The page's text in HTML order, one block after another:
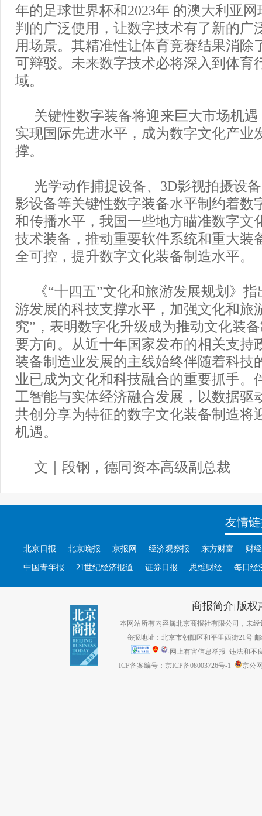
年的足球世界杯和2023年 的澳大利亚
判的广泛使用，让数字技术有了新的广
用场景。其精准性让体育竞赛结果消除
可辩驳。未来数字技术必将深入到体育
域。
关键性数字装备将迎来巨大市场机
实现国际先进水平，成为数字文化产业
撑。
光学动作捕捉设备、3D影视拍摄设
影设备等关键性数字装备水平制约着数
和传播水平，我国一些地方瞄准数字文
技术装备，推动重要软件系统和重大装
全可控，提升数字文化装备制造水平。
《“十四五”文化和旅游发展规划》
游发展的科技支撑水平，加强文化和旅
究”，表明数字化升级成为推动文化装
要方向。从近十年国家发布的相关支持
装备制造业发展的主线始终伴随着科技
业已成为文化和科技融合的重要抓手。
工智能与实体经济融合发展，以数据驱
共创分享为特征的数字文化装备制造将
机遇。
文｜段钢，德同资本高级副总裁
友情
北京日报 北京晚报 京报网 经济观察报 东方财富 财
中国青年报 21世纪经济报道 证券日报 思维财经 每日经
商报简介| 版权
本网站所有内容属北京商报社有限公司，未经
商报地址：北京市朝阳区和平里西街21号
网上有害信息举报 违法和不
ICP备案编号：京ICP备08003726号-1
京公